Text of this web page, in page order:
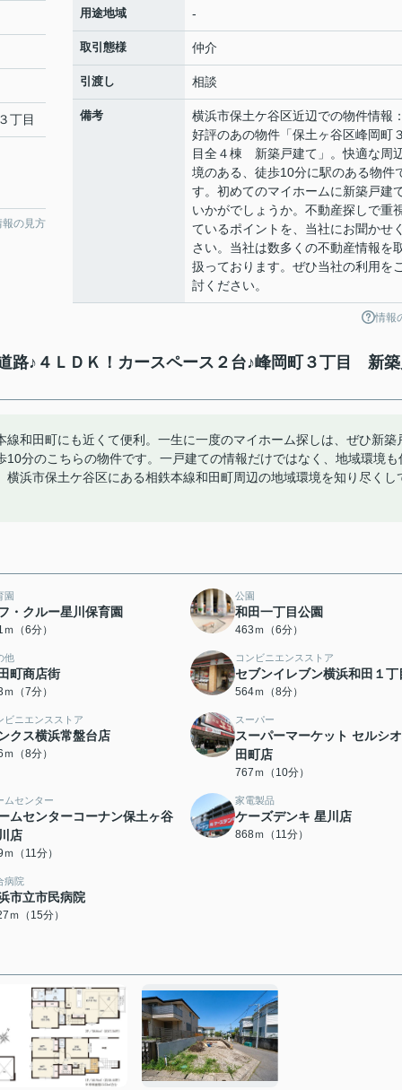
丁目
報の見方
用途地域 -
取引態様 仲介
引渡し 相談
備考
横浜市保土ケ谷区近辺での物件情報
好評のあの物件「保土ヶ谷区峰岡町
目全４棟 新築戸建て」。快適な周
境のある、徒歩10分に駅のある物件
す。初めてのマイホームに新築戸建
いかがでしょうか。不動産探しで重
ているポイントを、当社にお聞かせ
さい。当社は数多くの不動産情報を
扱っております。ぜひ当社の利用を
討ください。
情報
路♪４ＬＤＫ！カースペース２台♪峰岡町３丁目 新
和田町にも近くて便利。一生に一度のマイホーム探しは、ぜひ新築
分のこちらの物件です。一戸建ての情報だけではなく、地域環境も
浜市保土ケ谷区にある相鉄本線和田町周辺の地域環境を知り尽くし
園
・クルー星川保育園
（6分）
公園
和田一丁目公園
463ｍ（6分）
他
町商店街
（7分）
コンビニエンスストア
セブンイレブン横浜和田１丁
564ｍ（8分）
ビニエンスストア
クス横浜常盤台店
（8分）
スーパー
スーパーマーケット セルシ
田町店
767ｍ（10分）
ムセンター
ムセンターコーナン保土ヶ谷
店
（11分）
家電製品
ケーズデンキ 星川店
868ｍ（11分）
病院
市立市民病院
ｍ（15分）